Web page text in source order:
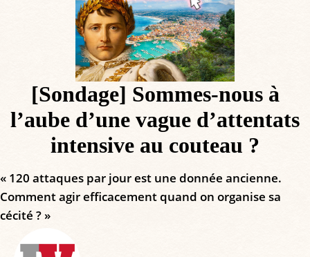
[Sondage] Sommes-nous à
l’aube d’une vague d’attentats
intensive au couteau ?
« 120 attaques par jour est une donnée ancienne.
Comment agir efficacement quand on organise sa
cécité ? »